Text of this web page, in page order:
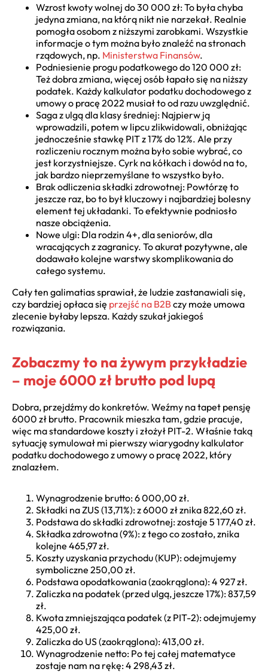
Wzrost kwoty wolnej do 30 000 zł: To była chyba
jedyna zmiana, na którą nikt nie narzekał. Realnie
pomogła osobom z niższymi zarobkami. Wszystkie
informacje o tym można było znaleźć na stronach
rządowych, np. Ministerstwa Finansów.
Podniesienie progu podatkowego do 120 000 zł:
Też dobra zmiana, więcej osób łapało się na niższy
podatek. Każdy kalkulator podatku dochodowego z
umowy o pracę 2022 musiał to od razu uwzględnić.
Saga z ulgą dla klasy średniej: Najpierw ją
wprowadzili, potem w lipcu zlikwidowali, obniżając
jednocześnie stawkę PIT z 17% do 12%. Ale przy
rozliczeniu rocznym można było sobie wybrać, co
jest korzystniejsze. Cyrk na kółkach i dowód na to,
jak bardzo nieprzemyślane to wszystko było.
Brak odliczenia składki zdrowotnej: Powtórzę to
jeszcze raz, bo to był kluczowy i najbardziej bolesny
element tej układanki. To efektywnie podniosło
nasze obciążenia.
Nowe ulgi: Dla rodzin 4+, dla seniorów, dla
wracających z zagranicy. To akurat pozytywne, ale
dodawało kolejne warstwy skomplikowania do
całego systemu.
Cały ten galimatias sprawiał, że ludzie zastanawiali się,
czy bardziej opłaca się przejść na B2Bczy może umowa
zlecenie byłaby lepsza. Każdy szukał jakiegoś
rozwiązania.
Zobaczmy to na żywym przykładzie
– moje 6000 zł brutto pod lupą
Dobra, przejdźmy do konkretów. Weźmy na tapet pensję
6000 zł brutto. Pracownik mieszka tam, gdzie pracuje,
więc ma standardowe koszty i złożył PIT-2. Właśnie taką
sytuację symulował mi pierwszy wiarygodny kalkulator
podatku dochodowego z umowy o pracę 2022, który
znalazłem.
Wynagrodzenie brutto: 6 000,00 zł.
Składki na ZUS (13,71%): z 6000 zł znika 822,60 zł.
Podstawa do składki zdrowotnej: zostaje 5 177,40 zł.
Składka zdrowotna (9%): z tego co zostało, znika
kolejne 465,97 zł.
Koszty uzyskania przychodu (KUP): odejmujemy
symboliczne 250,00 zł.
Podstawa opodatkowania (zaokrąglona): 4 927 zł.
Zaliczka na podatek (przed ulgą, jeszcze 17%): 837,59
zł.
Kwota zmniejszająca podatek (z PIT-2): odejmujemy
425,00 zł.
Zaliczka do US (zaokrąglona): 413,00 zł.
Wynagrodzenie netto: Po tej całej matematyce
zostaje nam na rękę: 4 298,43 zł.